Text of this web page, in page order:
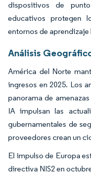
dispositivos de
educativos protegen
entornos de
Análisis
América del Norte
ingresos en 2025. Los
panorama de
IA impulsan las
gubernamentales de
proveedores crean un
El impulso de Europa
directiva NIS2 en